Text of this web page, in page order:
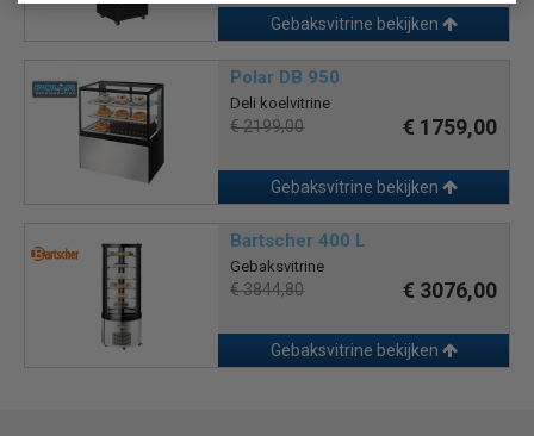
Gebaksvitrine bekijken
Polar DB 950
Deli koelvitrine
€ 2199,00 € 1759,00
Gebaksvitrine bekijken
Bartscher 400 L
Gebaksvitrine
€ 3844,80 € 3076,00
Gebaksvitrine bekijken